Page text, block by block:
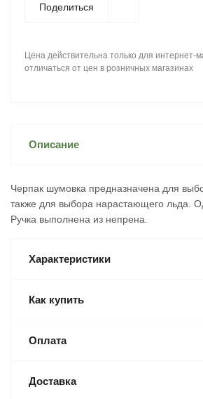
Поделиться
Цена действительна только для интернет-
отличаться от цен в розничных магазинах
Описание
Черпак шумовка предназначена для
также для выбора нарастающего льда.
Ручка выполнена из непрена.
Характеристики
Как купить
Оплата
Доставка